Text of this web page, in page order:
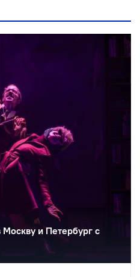
и Петербург с